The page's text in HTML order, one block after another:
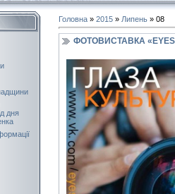
дня
Головна » 2015 » Липень » 08
ФОТОВИСТАВКА